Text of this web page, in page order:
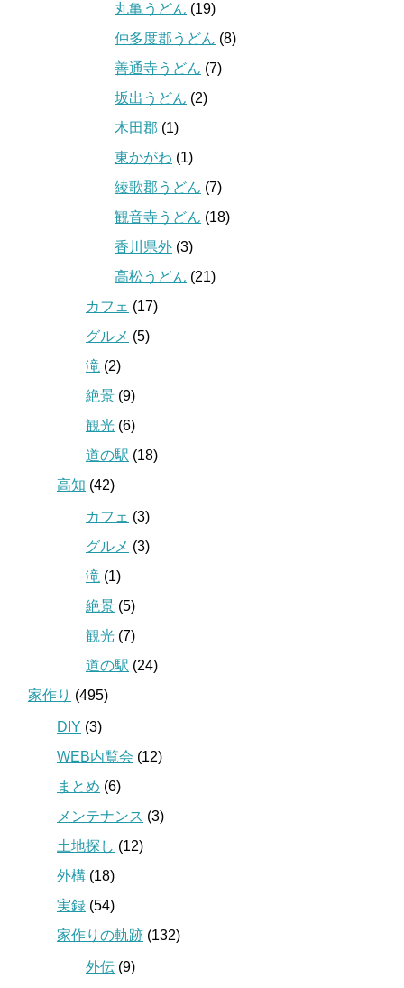
丸亀うどん (19)
仲多度郡うどん (8)
善通寺うどん (7)
坂出うどん (2)
木田郡 (1)
東かがわ (1)
綾歌郡うどん (7)
観音寺うどん (18)
香川県外 (3)
高松うどん (21)
カフェ (17)
グルメ (5)
滝 (2)
絶景 (9)
観光 (6)
道の駅 (18)
高知 (42)
カフェ (3)
グルメ (3)
滝 (1)
絶景 (5)
観光 (7)
道の駅 (24)
家作り (495)
DIY (3)
WEB内覧会 (12)
まとめ (6)
メンテナンス (3)
土地探し (12)
外構 (18)
実録 (54)
家作りの軌跡 (132)
外伝 (9)